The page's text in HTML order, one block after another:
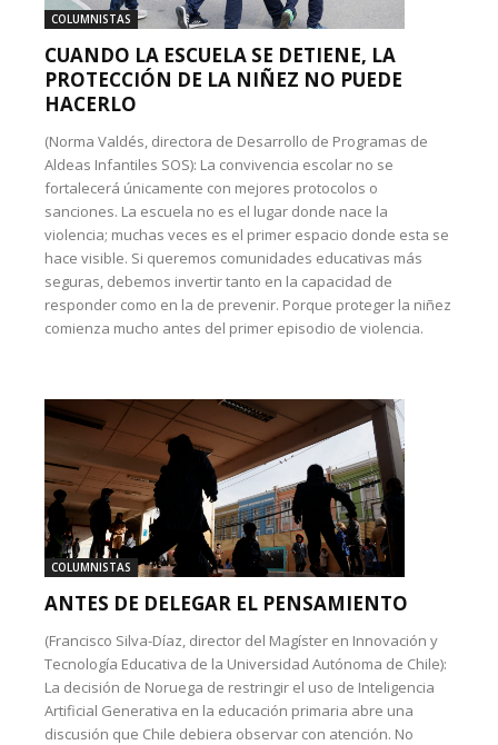
COLUMNISTAS
CUANDO LA ESCUELA SE DETIENE, LA
PROTECCIÓN DE LA NIÑEZ NO PUEDE
HACERLO
(Norma Valdés, directora de Desarrollo de Programas de
Aldeas Infantiles SOS): La convivencia escolar no se
fortalecerá únicamente con mejores protocolos o
sanciones. La escuela no es el lugar donde nace la
violencia; muchas veces es el primer espacio donde esta se
hace visible. Si queremos comunidades educativas más
seguras, debemos invertir tanto en la capacidad de
responder como en la de prevenir. Porque proteger la niñez
comienza mucho antes del primer episodio de violencia.
COLUMNISTAS
ANTES DE DELEGAR EL PENSAMIENTO
(Francisco Silva-Díaz, director del Magíster en Innovación y
Tecnología Educativa de la Universidad Autónoma de Chile):
La decisión de Noruega de restringir el uso de Inteligencia
Artificial Generativa en la educación primaria abre una
discusión que Chile debiera observar con atención. No